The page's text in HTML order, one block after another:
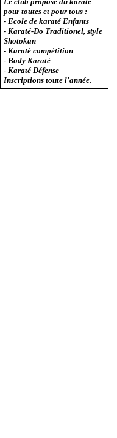
pour toutes et pour tous :
- Ecole de karaté Enfants
- Karaté-Do Traditionel, style
Shotokan
- Karaté compétition
- Body Karaté
- Karaté Défense
Inscriptions toute l'année.